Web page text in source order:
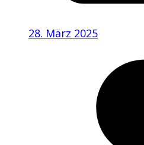
28. März 2025